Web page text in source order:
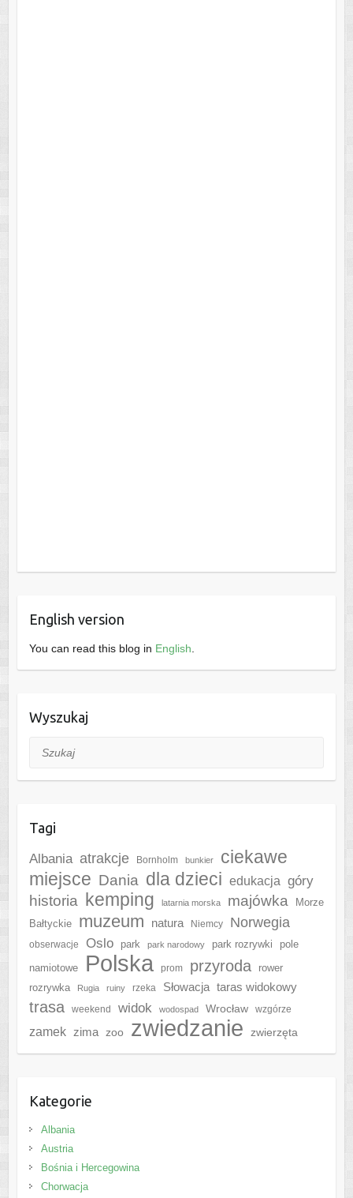
English version
You can read this blog in English
Wyszukaj
Szukaj
Tagi
Albania atrakcje Bornholm bunkier
ciekawe
miejsce Dania dla dzieci edukacja góry
historia kemping latarnia morska majówka
Morze
Bałtyckie
muzeum natura Niemcy Norwegia
obserwacje Oslo park park narodowy park rozrywki
pole
namiotowe
Polska prom przyroda
rower
rozrywka
Rugia ruiny rzeka Słowacja taras widokowy
trasa weekend widok wodospad Wrocław wzgórze
zamek zima zoo zwiedzanie zwierzęta
Kategorie
Albania
Austria
Bośnia i Hercegowina
Chorwacja